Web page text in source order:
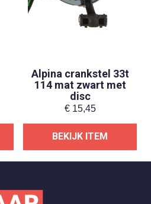
Alpina crankstel 33t
114 mat zwart met
disc
€15,45
BEKIJK ITEM